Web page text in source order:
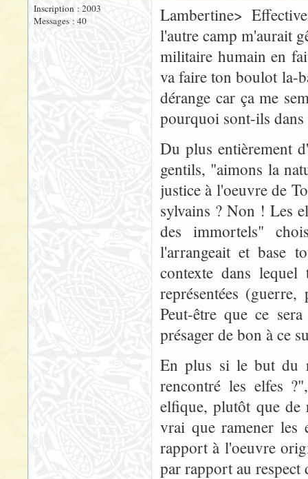
Inscription : 2003
Messages : 40
Lambertine>
l'autre camp m'aurait
militaire humain en
va faire ton boulot la-
dérange car ça me
pourquoi sont-ils
Du plus entièrement
gentils, "aimons la
justice à l'oeuvre de
sylvains ? Non ! Les
des immortels"
l'arrangeait et base
contexte dans
représentées
Peut-être que ce
présager de bon à ce
En plus si le but du
rencontré les elfes
elfique, plutôt que de
vrai que ramener les
rapport à l'oeuvre
par rapport au